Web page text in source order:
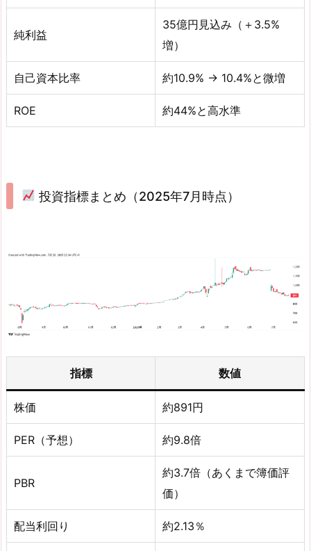
純利益
35億円見込み（＋3.5%
増）
自己資本比率 約10.9% → 10.4%と微増
ROE 約44%と高水準
投資指標まとめ（2025年7月時点）
指標 数値
株価 約891円
PER（予想） 約9.8倍
PBR
約3.7倍（あくまで簿価評
価）
配当利回り 約2.13％